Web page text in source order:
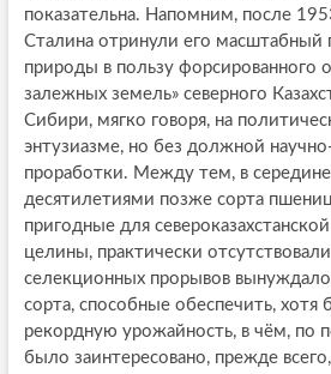
показательна. Напомним, после
Сталина отринули его масштабный
природы в пользу форсированного
залежных земель» северного
Сибири, мягко говоря, на
энтузиазме, но без должной
проработки. Между тем, в
десятилетиями позже сорта
пригодные для
целины, практически
селекционных прорывов
сорта, способные обеспечить, хотя
рекордную урожайность, в чём, по
было заинтересовано, прежде